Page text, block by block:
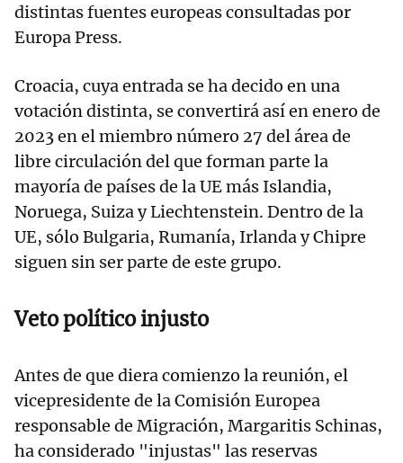
distintas fuentes europeas consultadas por
Europa Press.
Croacia, cuya entrada se ha decido en una
votación distinta, se convertirá así en enero de
2023 en el miembro número 27 del área de
libre circulación del que forman parte la
mayoría de países de la UE más Islandia,
Noruega, Suiza y Liechtenstein. Dentro de la
UE, sólo Bulgaria, Rumanía, Irlanda y Chipre
siguen sin ser parte de este grupo.
Veto político injusto
Antes de que diera comienzo la reunión, el
vicepresidente de la Comisión Europea
responsable de Migración, Margaritis Schinas,
ha considerado "injustas" las reservas